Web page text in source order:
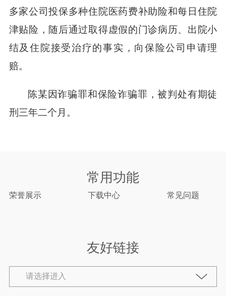
多家公司投保多种住院医药费补助险和每日住院
津贴险，随后通过取得虚假的门诊病历、出院小
结及住院接受治疗的事实，向保险公司申请理
赔。
陈某因诈骗罪和保险诈骗罪，被判处有期徒
刑三年二个月。
常用功能
荣誉展示 下载中心 常见问题
友好链接